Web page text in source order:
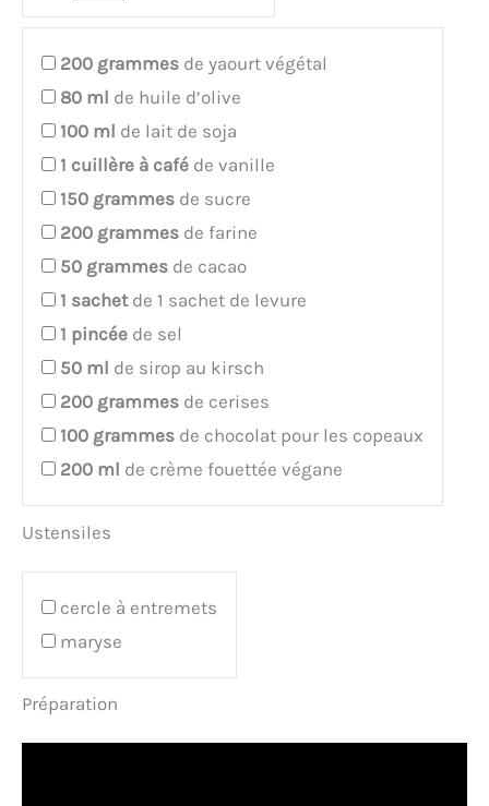
200 grammes de yaourt végétal
80 ml de huile d’olive
100 ml de lait de soja
1 cuillère à café de vanille
150 grammes de sucre
200 grammes de farine
50 grammes de cacao
1 sachetde 1 sachet de levure
1 pincée de sel
50 ml de sirop au kirsch
200 grammes de cerises
100 grammes de chocolat pour les copeaux
200 ml de crème fouettée végane
Ustensiles
cercle à entremets
maryse
Préparation